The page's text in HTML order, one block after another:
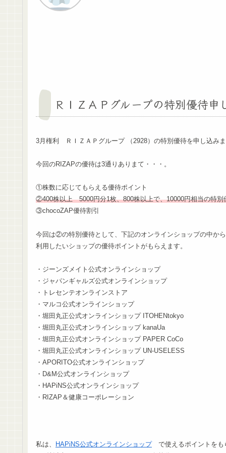
ＲＩＺＡＰグループの特別優待申
3月権利 ＲＩＺＡＰグループ （2928）の特別優待を申し込みま
今回のRIZAPの優待は3通りありまて・・・。
①株数に応じてもらえる優待ポイント
②400株以上 5000円分1枚、800株以上で、10000円相当の特別
③chocoZAP優待割引
今回は②の特別優待として、下記のオンラインショップの中から
利用したいショップの優待ポイントがもらえます。
・ジーンズメイト公式オンラインショップ
・ジャパンギャルズ公式オンラインショップ
・トレセンテオンラインストア
・マルコ公式オンラインショップ
・堀田丸正公式オンラインショップ ITOHENtokyo
・堀田丸正公式オンラインショップ kanaUa
・堀田丸正公式オンラインショップ PAPER CoCo
・堀田丸正公式オンラインショップ UN-USELESS
・APORITO公式オンラインショップ
・D&M公式オンラインショップ
・HAPiNS公式オンラインショップ
・RIZAP＆健康コーポレーション
私は、 HAPiNS公式オンラインショップで使えるポイントをも